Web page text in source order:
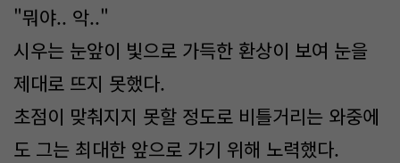
"뭐야.. 악.."
시우는 눈앞이 빛으로 가득한 환상이 보여 눈을
제대로 뜨지 못했다.
초점이 맞춰지지 못할 정도로 비틀거리는 와중에
도 그는 최대한 앞으로 가기 위해 노력했다.